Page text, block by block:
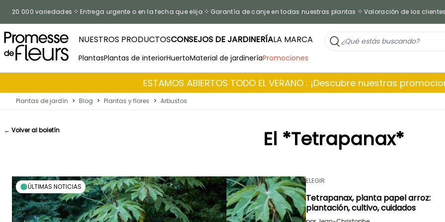
20 000 variedades Entrega urgente o en la fecha que elija Garantía de canje en todas nuestras plantas Valoración de los
NUESTROS PRODUCTOSCONSEJOS DE JARDINERÍALA MARCA
PlantasPlantas de interiorHuertoMaterial de jardineríaPromociones
ESTAMOS ABIERTOS TODO EL VERANO : ¡Descubre nuestras
Plantas de jardín > Blog > Plantas y flores > Arbustos
El *Tetrapanax*
← Volver al boletín
ÚLTIMAS NOTICIAS
ELEGIR
Tetrapanax, planta papel arroz:
plantación, cultivo, cuidados